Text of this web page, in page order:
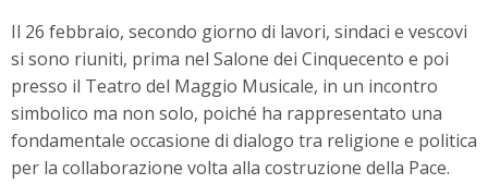
Il 26 febbraio, secondo giorno di lavori, sindaci e vescovi
si sono riuniti, prima nel Salone dei Cinquecento e poi
presso il Teatro del Maggio Musicale, in un incontro
simbolico ma non solo, poiché ha rappresentato una
fondamentale occasione di dialogo tra religione e politica
per la collaborazione volta alla costruzione della Pace.